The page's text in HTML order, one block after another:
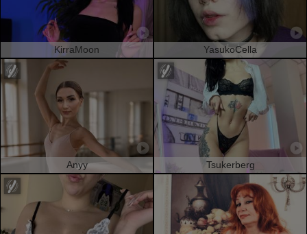
KirraMoon YasukoCella
Anyy Tsukerberg